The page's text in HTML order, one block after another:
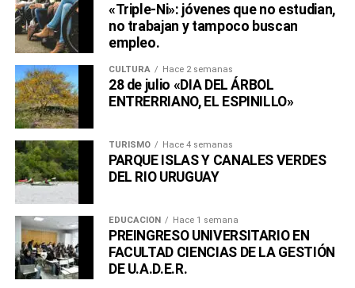
«Triple-Ni»: jóvenes que no estudian,
no trabajan y tampoco buscan
empleo.
CULTURA Hace 2 semanas
28 de julio «DIA DEL ÁRBOL
ENTRERRIANO, EL ESPINILLO»
TURISMO Hace 4 semanas
PARQUE ISLAS Y CANALES VERDES
DEL RIO URUGUAY
EDUCACIÓN Hace 1 semana
PREINGRESO UNIVERSITARIO EN
FACULTAD CIENCIAS DE LA GESTIÓN
DE U.A.D.E.R.